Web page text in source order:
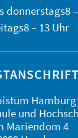
donnerstags8
8 – 13 Uhr
Hamburg
und
Mariendom 4